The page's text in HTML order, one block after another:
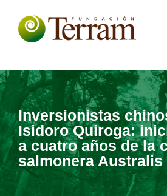
Inversionistas
Isidoro Quiroga:
a cuatro años de la
salmonera Australis